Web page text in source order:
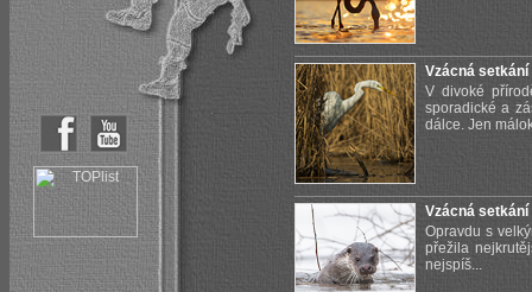
Vzácná
V divoké
sporadické a
dálce. Jen
Vzácná
Opravdu s
přežila
nejspíš...